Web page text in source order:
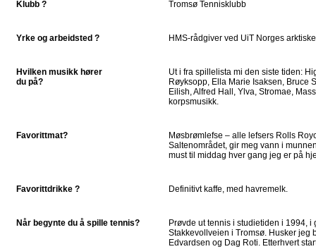
Klubb ? Tromsø Tennisklubb
Yrke og arbeidsted ? HMS-rådgiver ved UiT Norges
Hvilken musikk hører
du på?
Ut i fra spillelista mi den siste tiden:
Røyksopp, Ella Marie Isaksen, Bruce
Eilish, Alfred Hall, Ylva, Stromae,
korpsmusikk.
Favorittmat?
Møsbrømlefse – alle lefsers Rolls
Saltenområdet, gir meg vann i
must til middag hver gang jeg er på
Favorittdrikke ? Definitivt kaffe, med havremelk.
Når begynte du å spille tennis?
Prøvde ut tennis i studietiden i 1994,
Stakkevollveien i Tromsø. Husker jeg
Edvardsen og Dag Roti. Etterhvert